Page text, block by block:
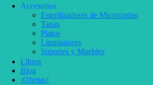
Accesorios
Esterilizadores de Microondas
Tapas
Platos
Limpiadores
Soportes y Muebles
Libros
Blog
¡Ofertas!